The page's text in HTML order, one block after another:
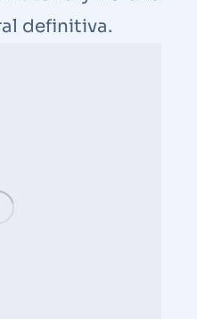
definitiva.